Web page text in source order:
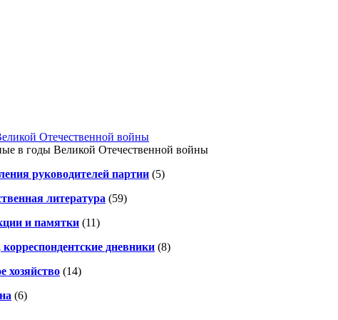
Отечественной войны
в годы Великой Отечественной войны
руководителей партии (5)
литература (59)
и памятки (11)
дневники (8)
хозяйство (14)
(6)